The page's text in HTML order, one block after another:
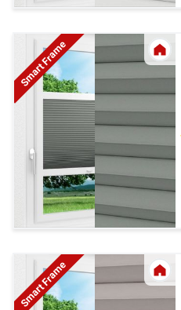
Smart Frame
Smart Frame